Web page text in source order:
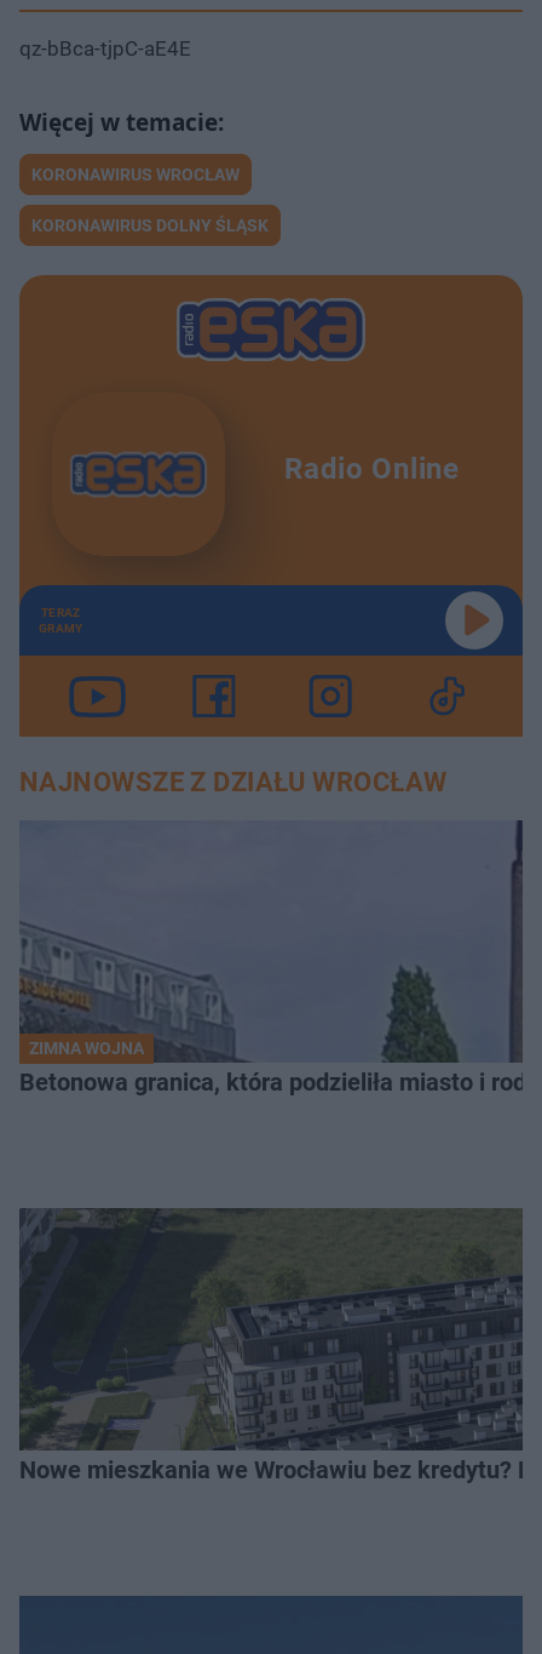
qz-bBca-tjpC-aE4E
KORONAWIRUS WROCŁAW
KORONAWIRUS DOLNY ŚLĄSK
Radio Online
TERAZ
GRAMY
NAJNOWSZE Z DZIAŁU WROCŁAW
ZIMNA WOJNA
Betonowa granica, która podzieliła miasto i
Nowe mieszkania we Wrocławiu bez kredytu?